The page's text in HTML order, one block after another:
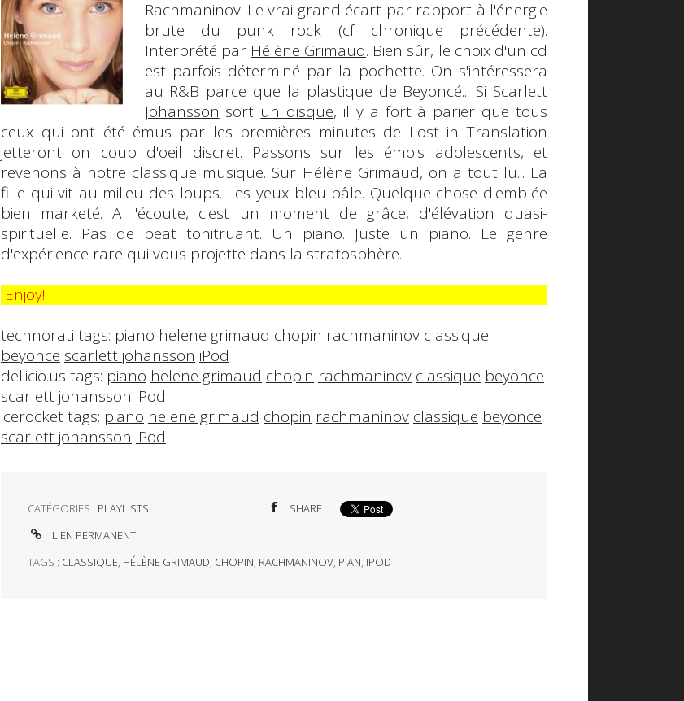
Rachmaninov. Le vrai grand écart par rapport à l'énergie
brute du punk rock (cf chronique précédente).
Interprété par Hélène Grimaud. Bien sûr, le choix d'un cd
est parfois déterminé par la pochette. On s'intéressera
au R&B parce que la plastique de Beyoncé... Si Scarlett
Johansson sort un disque, il y a fort à parier que tous
ceux qui ont été émus par les premières minutes de Lost in Translation
jetteront on coup d'oeil discret. Passons sur les émois adolescents, et
revenons à notre classique musique. Sur Hélène Grimaud, on a tout lu... La
fille qui vit au milieu des loups. Les yeux bleu pâle. Quelque chose d'emblée
bien marketé. A l'écoute, c'est un moment de grâce, d'élévation quasi-
spirituelle. Pas de beat tonitruant. Un piano. Juste un piano. Le genre
d'expérience rare qui vous projette dans la stratosphère.
Enjoy!
technorati tags: piano helene grimaud chopin rachmaninov classique
beyonce scarlett johansson iPod
del.icio.us tags: piano helene grimaud chopin rachmaninov classique beyonce
scarlett johansson iPod
icerocket tags: piano helene grimaud chopin rachmaninov classique beyonce
scarlett johansson iPod
CATÉGORIES : PLAYLISTS
SHARE
LIEN PERMANENT
TAGS : CLASSIQUE, HÉLÈNE GRIMAUD, CHOPIN, RACHMANINOV, PIAN, IPOD